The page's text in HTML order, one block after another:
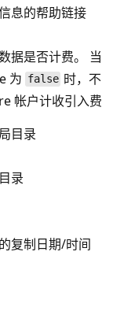
息的帮助链接
据是否计费。 当
为 false 时，不
帐户计收引入费
目录
录
复制日期/时间